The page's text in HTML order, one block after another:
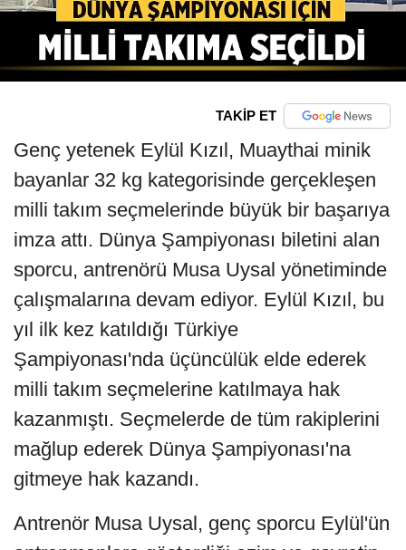
TAKİP ET
Genç yetenek Eylül Kızıl, Muaythai minik
bayanlar 32 kg kategorisinde gerçekleşen
milli takım seçmelerinde büyük bir başarıya
imza attı. Dünya Şampiyonası biletini alan
sporcu, antrenörü Musa Uysal yönetiminde
çalışmalarına devam ediyor. Eylül Kızıl, bu
yıl ilk kez katıldığı Türkiye
Şampiyonası'nda üçüncülük elde ederek
milli takım seçmelerine katılmaya hak
kazanmıştı. Seçmelerde de tüm rakiplerini
mağlup ederek Dünya Şampiyonası'na
gitmeye hak kazandı.
Antrenör Musa Uysal, genç sporcu Eylül'ün